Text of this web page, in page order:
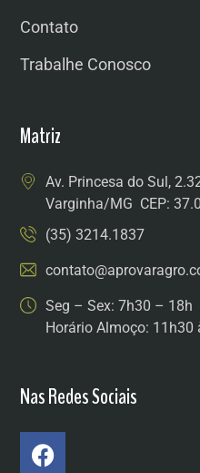
Contato
Trabalhe Conosco
Matriz
Av. Princesa do Sul,
Varginha/MG CEP:
(35) 3214.1837
Seg – Sex: 7h30 – 18h
Horário Almoço: 11h30
Nas Redes Sociais